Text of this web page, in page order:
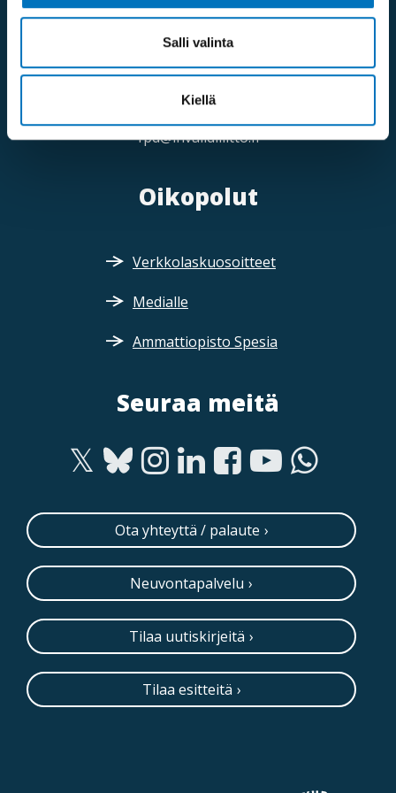
Salli valinta
Kiellä
Saapumisohjeet
09 613 191
fpd@invalidiliitto.fi
Oikopolut
Verkkolaskuosoitteet
Medialle
Ammattiopisto Spesia
Seuraa meitä
Ota yhteyttä / palaute
Neuvontapalvelu
Tilaa uutiskirjeitä
Tilaa esitteitä